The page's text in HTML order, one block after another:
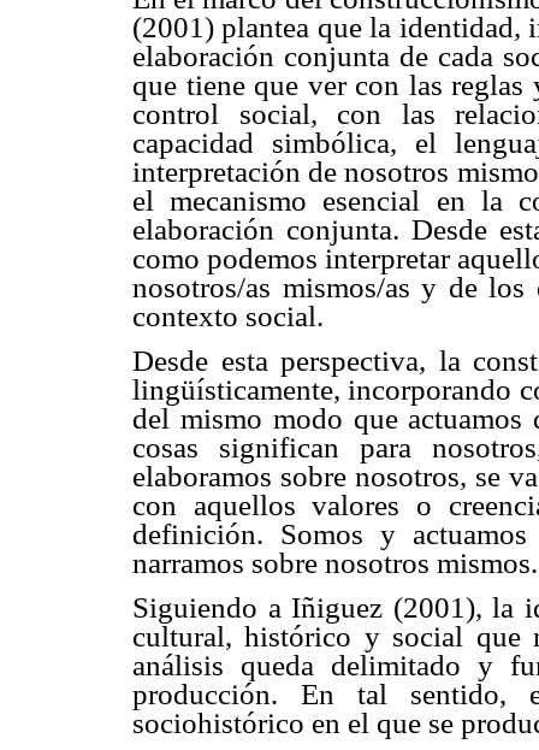
(2001) plantea que la identidad,
elaboración conjunta de cada
que tiene que ver con las
control social, con las
capacidad simbólica, el
interpretación de nosotros
el mecanismo esencial en la
elaboración conjunta. Desde
como podemos interpretar
nosotros/as mismos/as y de
contexto social.
Desde esta perspectiva, la
lingüísticamente, incorporando
del mismo modo que
cosas significan para
elaboramos sobre nosotros, se
con aquellos valores o
definición. Somos y
narramos sobre nosotros mismos.
Siguiendo a Iñiguez (2001), la
cultural, histórico y social que
análisis queda delimitado y
producción. En tal sentido,
sociohistórico en el que se